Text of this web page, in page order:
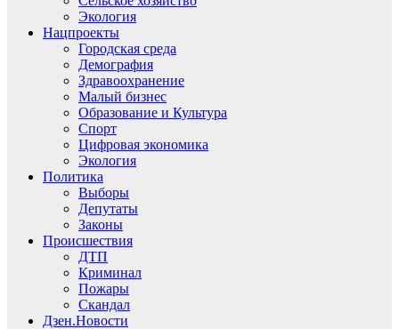
Экология
Нацпроекты
Городская среда
Демография
Здравоохранение
Малый бизнес
Образование и Культура
Спорт
Цифровая экономика
Экология
Политика
Выборы
Депутаты
Законы
Происшествия
ДТП
Криминал
Пожары
Скандал
Дзен.Новости